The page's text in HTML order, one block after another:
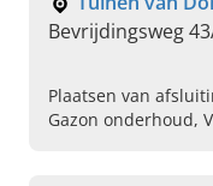
Bevrijdingsweg
Plaatsen van
Gazon onderhoud,